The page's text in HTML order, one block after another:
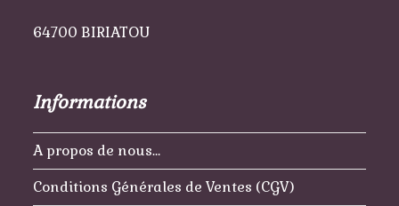
64700 BIRIATOU
Informations
A propos de nous…
Conditions Générales de Ventes (CGV)